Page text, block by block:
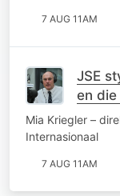
7 AUG 11AM
JSE
en
Mia Kriegler –
Internasionaal
7 AUG 11AM